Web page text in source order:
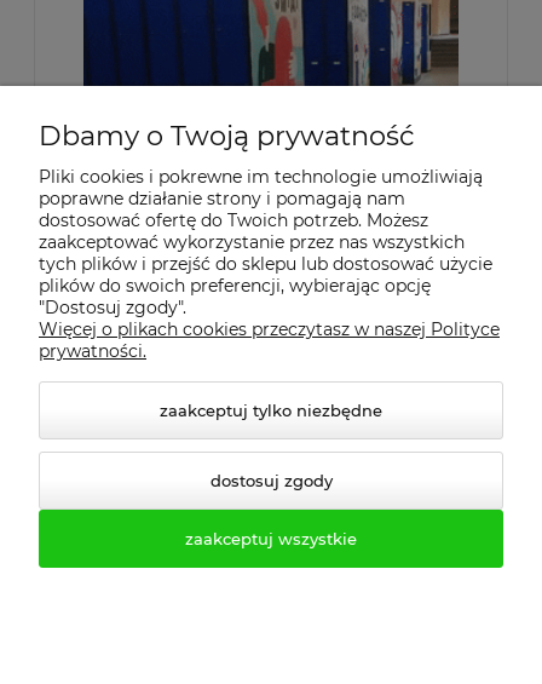
Biuro obsługi klienta:
Dbamy o Twoją prywatność
Pliki cookies i pokrewne im technologie umożliwiają
poprawne działanie strony i pomagają nam
dostosować ofertę do Twoich potrzeb. Możesz
zaakceptować wykorzystanie przez nas wszystkich
tych plików i przejść do sklepu lub dostosować użycie
plików do swoich preferencji, wybierając opcję
"Dostosuj zgody".
Więcej o plikach cookies przeczytasz w naszej Polityce
prywatności.
zaakceptuj tylko niezbędne
dostosuj zgody
zaakceptuj wszystkie